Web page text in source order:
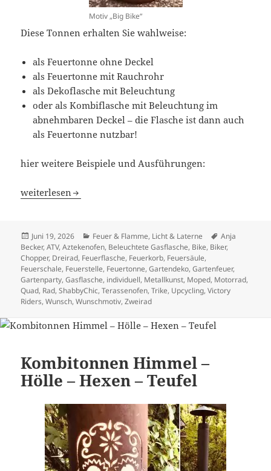
Motiv „Big Bike“
Diese Tonnen erhalten Sie wahlweise:
als Feuertonne ohne Deckel
als Feuertonne mit Rauchrohr
als Dekoflasche mit Beleuchtung
oder als Kombiflasche mit Beleuchtung im
abnehmbaren Deckel – die Flasche ist dann auch
als Feuertonne nutzbar!
hier weitere Beispiele und Ausführungen:
Kombitonne/ Dekoflaschen „Riders – Biker – Quad –
weiterlesen
Veröffentlicht
am
Juni 19, 2026 Kategorien
Feuer & Flamme, Licht & Laterne Schlagwörter
Anja
Becker,ATV,Aztekenofen, Beleuchtete Gasflasche, Bike, Biker,
Chopper, Dreirad, Feuerflasche, Feuerkorb, Feuersäule,
Feuerschale, Feuerstelle, Feuertonne,Gartendeko,Gartenfeuer,
Gartenparty,Gasflasche, individuell, Metallkunst, Moped, Motorrad,
Quad, Rad,ShabbyChic,Terassenofen,Trike, Upcycling,Victory
Riders,Wunsch,Wunschmotiv,Zweirad
Kombitonnen Himmel –
Hölle – Hexen – Teufel